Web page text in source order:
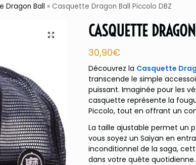
Dragon Ball »Casquette Dragon Ball Piccolo DBZ
CASQUETTE
30,90€
Découvrez la Casquette
transcende le simple
puissant. Imaginée pour les
casquette représente la
Piccolo, tout en offrant un
La taille ajustable permet un
vous soyez un Saiyan en
inconditionnel de la saga,
dans votre quête quotidienne.